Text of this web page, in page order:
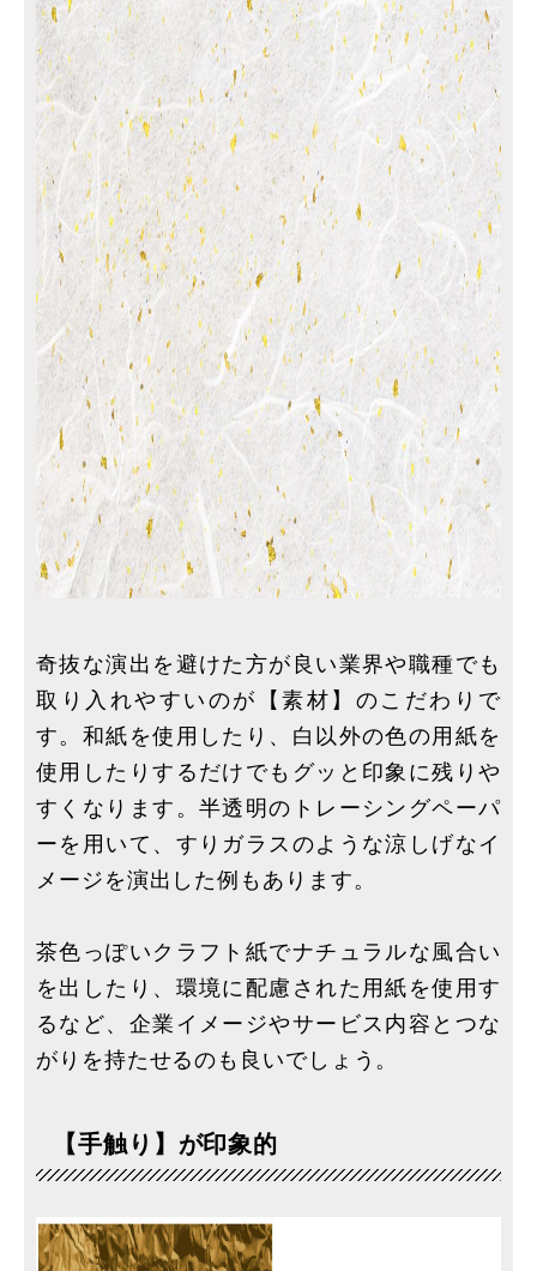
奇抜な演出を避けた方が良い業界や職種でも
取り入れやすいのが【素材】のこだわりで
す。和紙を使用したり、白以外の色の用紙を
使用したりするだけでもグッと印象に残りや
すくなります。半透明のトレーシングペーパ
ーを用いて、すりガラスのような涼しげなイ
メージを演出した例もあります。
茶色っぽいクラフト紙でナチュラルな風合い
を出したり、環境に配慮された用紙を使用す
るなど、企業イメージやサービス内容とつな
がりを持たせるのも良いでしょう。
【手触り】が印象的